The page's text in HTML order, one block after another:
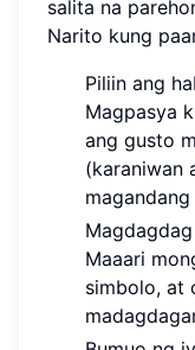
salita na
Narito kung
Piliin ang
Magpasya
ang gusto
(karaniwan
Maaari
simbolo, at